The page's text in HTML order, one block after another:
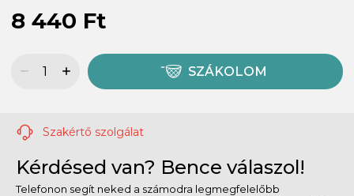
8 440 Ft
SZÁKOLOM
Szakértő szolgálat
Kérdésed van? Bence válaszol!
Telefonon segít neked a számodra legmegfelelőbb